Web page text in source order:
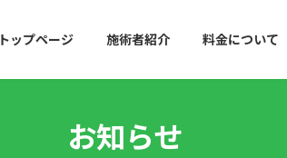
トップページ 施術者紹介 料金について
お知らせ